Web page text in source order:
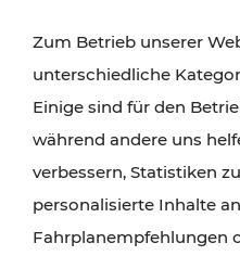
Wanderungen, Kultur
Radtouren oder purer
Attraktionen sind mit
Angeboten des VOR gut
Zum Betrieb unserer
unterschiedliche
Einige sind für den
während andere uns
verbessern, Statistiken
personalisierte Inhalte
Fahrplanempfehlungen